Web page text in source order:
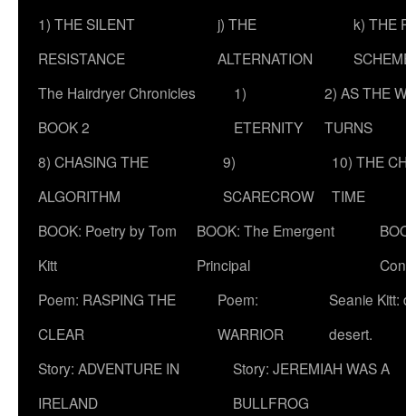
1) THE SILENT
RESISTANCE
j) THE
ALTERNATION
k) THE
The Hairdryer Chronicles
BOOK 2
1)
ETERNITY
2) AS THE
TURNS
8) CHASING THE
ALGORITHM
9)
SCARECROW
10) THE
TIME
BOOK: Poetry by Tom
Kitt
BOOK: The Emergent
Principal
Poem: RASPING THE
CLEAR
Poem:
WARRIOR
Seanie Kitt:
desert.
Story: ADVENTURE IN
IRELAND
Story: JEREMIAH WAS A
BULLFROG